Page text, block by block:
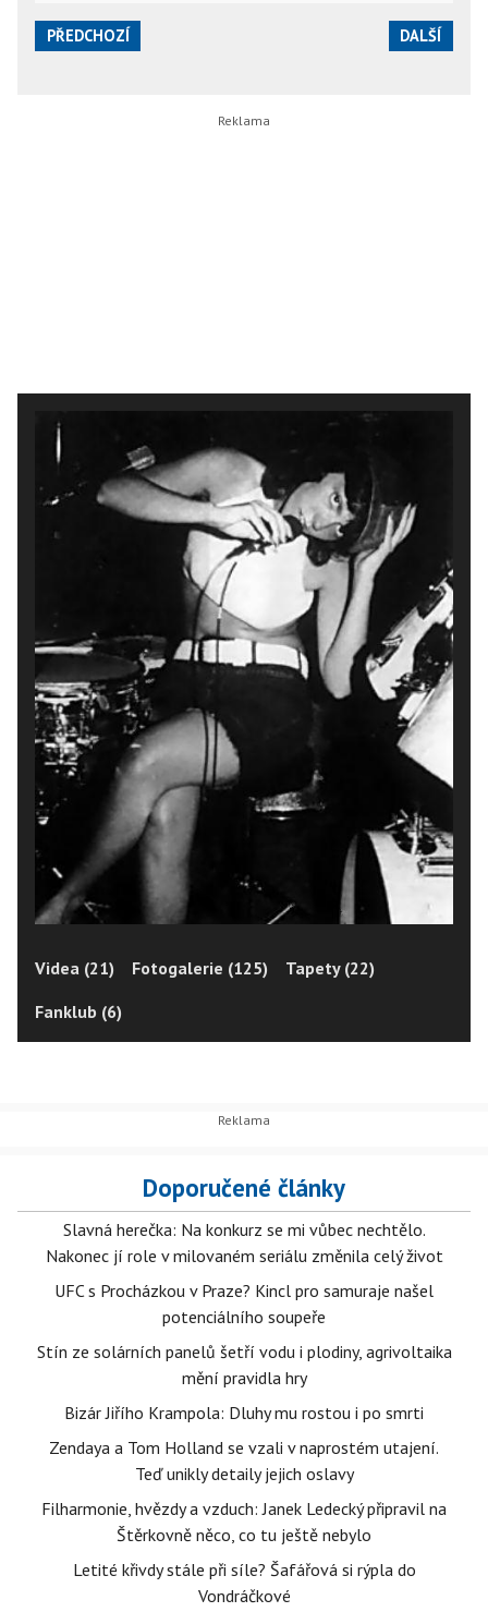
PŘEDCHOZÍ DALŠÍ
Videa (21) Fotogalerie (125)
Tapety (22)
Fanklub (6)
Doporučené články
Slavná herečka: Na konkurz se mi vůbec nechtělo.
Nakonec jí role v milovaném seriálu změnila celý život
UFC s Procházkou v Praze? Kincl pro samuraje našel
potenciálního soupeře
Stín ze solárních panelů šetří vodu i plodiny, agrivoltaika
mění pravidla hry
Bizár Jiřího Krampola: Dluhy mu rostou i po smrti
Zendaya a Tom Holland se vzali v naprostém utajení.
Teď unikly detaily jejich oslavy
Filharmonie, hvězdy a vzduch: Janek Ledecký připravil na
Štěrkovně něco, co tu ještě nebylo
Letité křivdy stále při síle? Šafářová si rýpla do
Vondráčkové